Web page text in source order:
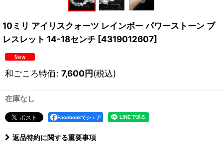
10ミリ アイリスクォーツ レインボー パワーストーン ブ
レスレット 14-18センチ [4319012607]
和ごころ特価: 7,600円(税込)
在庫なし
Facebookでシェア
返品特約に関する重要事項